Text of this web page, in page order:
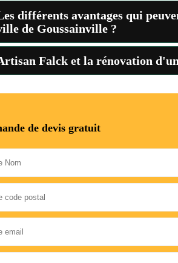
différents avantages qui
de Goussainville ?
Falck et la rénovation
de devis gratuit